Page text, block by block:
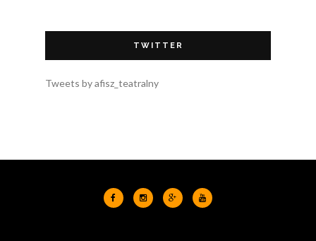
TWITTER
Tweets by afisz_teatralny